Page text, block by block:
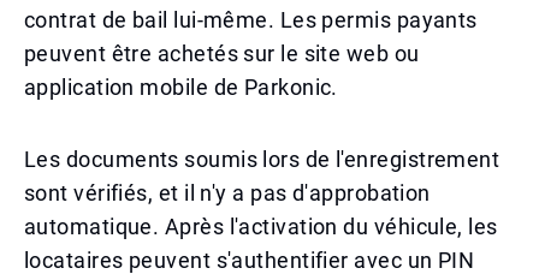
contrat de bail lui-même. Les permis payants
peuvent être achetés sur le site web ou
application mobile de Parkonic.
Les documents soumis lors de l'enregistrement
sont vérifiés, et il n'y a pas d'approbation
automatique. Après l'activation du véhicule, les
locataires peuvent s'authentifier avec un PIN